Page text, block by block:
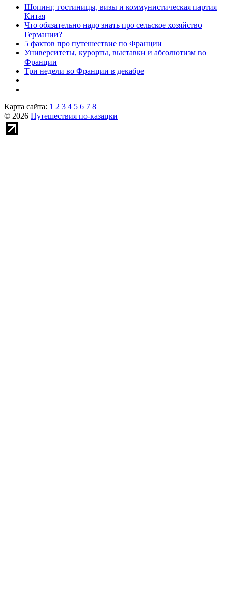
Шопинг, гостиницы, визы и коммунистическая партия
Китая
Что обязательно надо знать про сельское хозяйство
Германии?
5 фактов про путешествие по Франции
Университеты, курорты, выставки и абсолютизм во
Франции
Три недели во Франции в декабре
Карта сайта: 1 2 3 4 5 6 7 8
© 2026 Путешествия по-казацки